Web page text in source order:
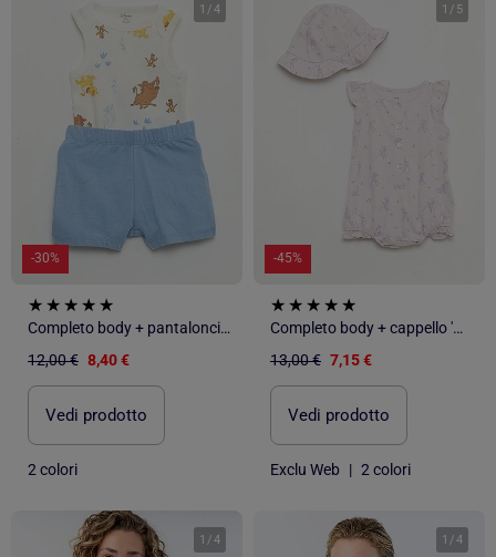
1 /4
-30%
Completo body + pantaloncini 'Disney' 'Il Re Leone'
12,00 € 8,40 €
Vedi prodotto
2 colori
1 / 5
-45%
Completo body + cappello 'Marie' 'Disney' - 2 pezzi
13,00 € 7,15 €
Vedi prodotto
Exclu Web | 2 colori
1 /4 1 /4